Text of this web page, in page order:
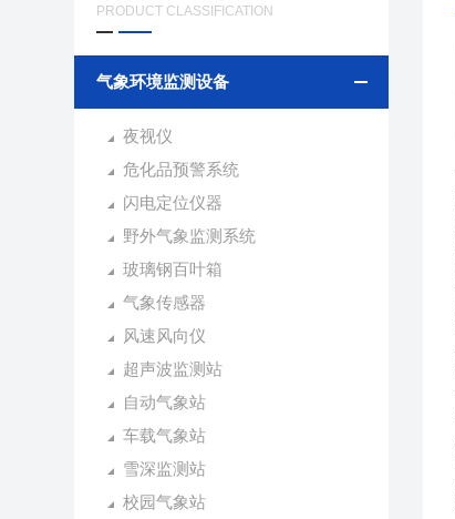
PRODUCT CLASSIFICATION
气象环境监测设备
夜视仪
危化品预警系统
闪电定位仪器
野外气象监测系统
玻璃钢百叶箱
气象传感器
风速风向仪
超声波监测站
自动气象站
车载气象站
雪深监测站
校园气象站